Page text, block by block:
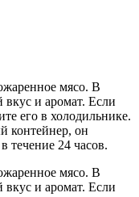
мясо. В
и аромат. Если
его в холодильнике.
контейнер, он
течение 24 часов.
мясо. В
и аромат. Если